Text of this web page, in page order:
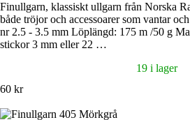
Finullgarn, klassiskt ullgarn från Norska
både tröjor och accessoarer som vantar
nr 2.5 - 3.5 mm Löplängd: 175 m /50 g
stickor 3 mm eller 22 …
19 i lager
60 kr